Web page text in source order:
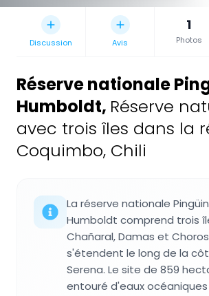
Discussion Avis
1
Photos
Réserve nationale
Humboldt, Réserve
avec trois îles dans la
Coquimbo, Chili
La réserve nationale
Humboldt comprend trois
Chañaral, Damas et
s'étendent le long de la
Serena. Le site de 859
entouré d'eaux